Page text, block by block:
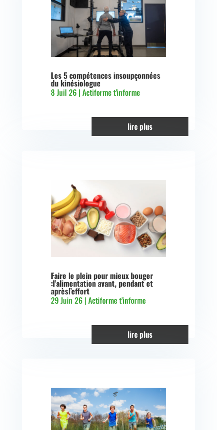
Les 5 compétences insoupçonnées
du kinésiologue
8 Juil 26| Actiforme t'informe
lire plus
Faire le plein pour mieux bouger
:l’alimentation avant, pendant et
aprèsl’effort
29 Juin 26| Actiforme t'informe
lire plus